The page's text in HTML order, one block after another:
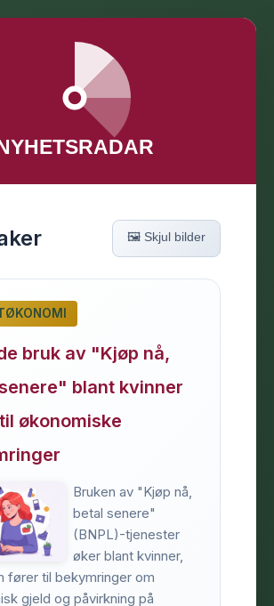
🖼️ Skjul bilder
bruk av "Kjøp nå,
blant kvinner
økonomiske
Bruken av "Kjøp nå,
betal senere"
(BNPL)-tjenester
øker blant kvinner,
fører til bekymringer om
gjeld og påvirkning på